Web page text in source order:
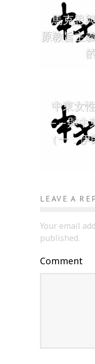
馬克思
原教旨主
中東女
——與中
（一．
LEAVE A
Your email
published.
Comment